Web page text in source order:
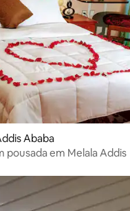
Ababa
pousada em Melala Addis